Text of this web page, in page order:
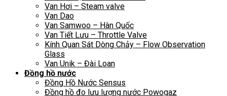
Van Hơi – Steam valve
Van Dao
Van Samwoo – Hàn Quốc
Van Tiết Lưu – Throttle Valve
Kính Quan Sát Dòng Chảy – Flow Observation
Glass
Van Unik – Đài Loan
Đồng hồ nước
Đồng Hồ Nước Sensus
Đồng hồ đo lưu lượng nước Powogaz